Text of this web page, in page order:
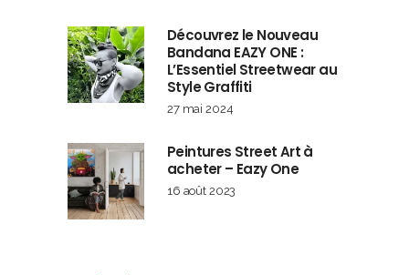
Découvrez le Nouveau
Bandana EAZY ONE :
L’Essentiel Streetwear au
Style Graffiti
27 mai 2024
Peintures Street Art à
acheter – Eazy One
16 août 2023